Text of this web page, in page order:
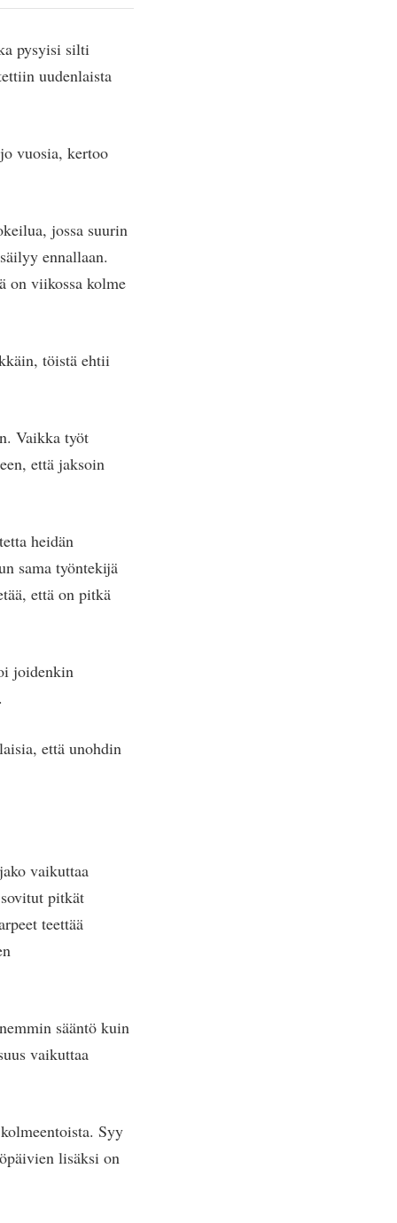
pysyisi silti
uudenlaista
vuosia, kertoo
jossa suurin
ennallaan.
on viikossa kolme
töistä ehtii
Vaikka työt
että jaksoin
heidän
sama työntekijä
että on pitkä
joidenkin
että unohdin
vaikuttaa
pitkät
teettää
sääntö kuin
vaikuttaa
Syy
lisäksi on